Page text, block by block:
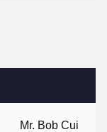
Mr. Bob Cui